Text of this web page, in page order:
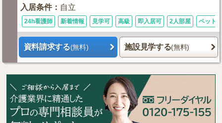
入居条件： 自立
24h看護師 新着情報 見学可 高級 即入居可 2人部屋 ペット可
資料請求する(無料) 施設見学する(無料)